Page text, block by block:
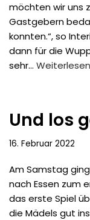
möchten wir uns
Gastgebern
konnten.“, so
dann für die
sehr…
Und los
16. Februar 2022
Am Samstag
nach Essen zum
das erste Spiel
die Mädels gut